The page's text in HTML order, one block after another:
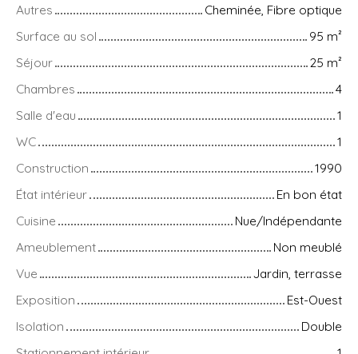
Autres
Cheminée, Fibre optique
Surface au sol
95 m²
Séjour
25 m²
Chambres
4
Salle d'eau
1
WC
1
Construction
1990
État intérieur
En bon état
Cuisine
Nue/Indépendante
Ameublement
Non meublé
Vue
Jardin, terrasse
Exposition
Est-Ouest
Isolation
Double